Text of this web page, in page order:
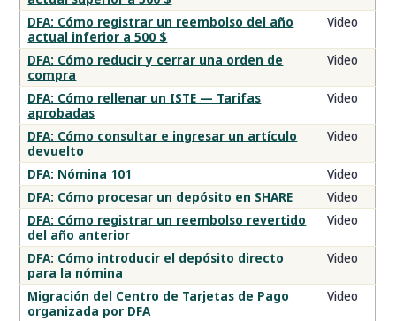
DFA: Cómo registrar un reembolso del año
actual inferior a 500 $
Video
DFA: Cómo reducir y cerrar una orden de
compra
Video
DFA: Cómo rellenar un ISTE — Tarifas
aprobadas
Video
DFA: Cómo consultar e ingresar un artículo
devuelto
Video
DFA: Nómina 101
Video
DFA: Cómo procesar un depósito en SHARE
Video
DFA: Cómo registrar un reembolso revertido
del año anterior
Video
DFA: Cómo introducir el depósito directo
para la nómina
Video
Migración del Centro de Tarjetas de Pago
organizada por DFA
Video